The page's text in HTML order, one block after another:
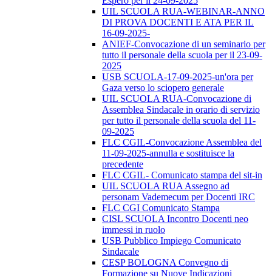
UIL SCUOLA RUA-WEBINAR-ANNO
DI PROVA DOCENTI E ATA PER IL
16-09-2025-
ANIEF-Convocazione di un seminario per
tutto il personale della scuola per il 23-09-
2025
USB SCUOLA-17-09-2025-un'ora per
Gaza verso lo sciopero generale
UIL SCUOLA RUA-Convocazione di
Assemblea Sindacale in orario di servizio
per tutto il personale della scuola del 11-
09-2025
FLC CGIL-Convocazione Assemblea del
11-09-2025-annulla e sostituisce la
precedente
FLC CGIL- Comunicato stampa del sit-in
UIL SCUOLA RUA Assegno ad
personam Vademecum per Docenti IRC
FLC CGI Comunicato Stampa
CISL SCUOLA Incontro Docenti neo
immessi in ruolo
USB Pubblico Impiego Comunicato
Sindacale
CESP BOLOGNA Convegno di
Formazione su Nuove Indicazioni